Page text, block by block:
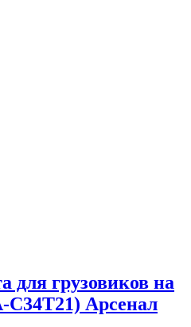
для грузовиков на
C34T21) Арсенал